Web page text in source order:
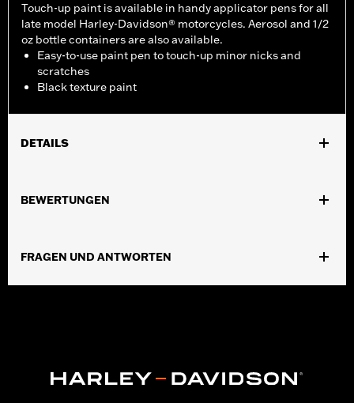
Touch-up paint is available in handy applicator pens for all
late model Harley-Davidson® motorcycles. Aerosol and 1/2
oz bottle containers are also available.
Easy-to-use paint pen to touch-up minor nicks and
scratches
Black texture paint
DETAILS
In Einheiten erhältlich:
BEWERTUNGEN
FRAGEN UND ANTWORTEN